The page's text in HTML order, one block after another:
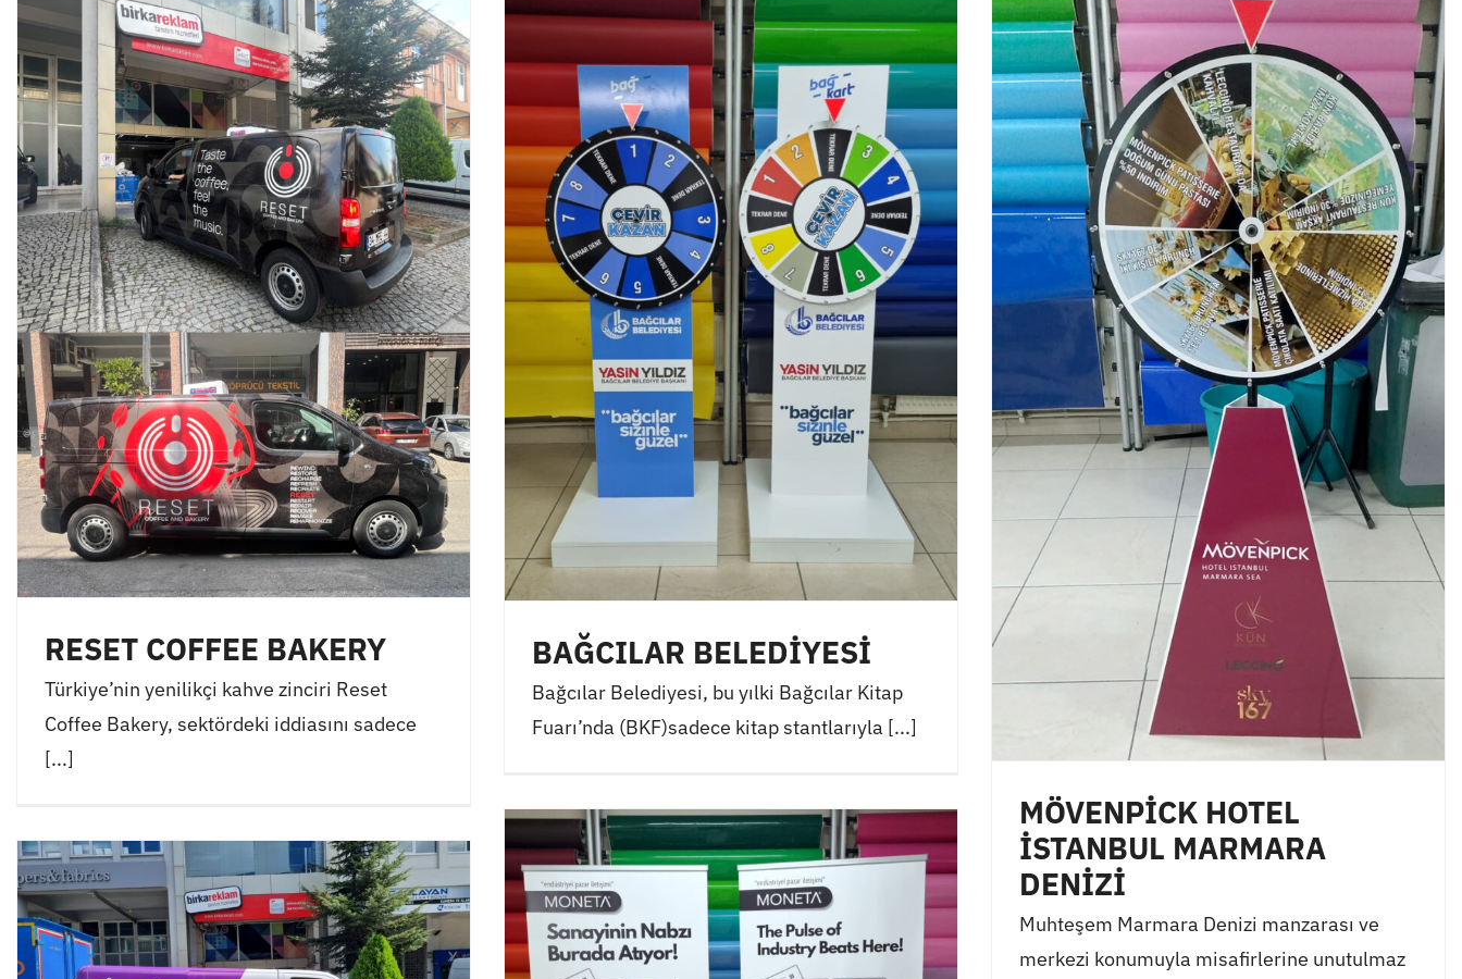
RESET COFFEE BAKERY
Türkiye’nin yenilikçi kahve zinciri Reset
Coffee Bakery, sektördeki iddiasını sadece
[...]
BAĞCILAR BELEDİYESİ
Bağcılar Belediyesi, bu yılki Bağcılar Kitap
Fuarı’nda (BKF)sadece kitap stantlarıyla [...]
MÖVENPİCK HOTEL
İSTANBUL MARMARA
DENİZİ
Muhteşem Marmara Denizi manzarası ve
merkezi konumuyla misafirlerine unutulmaz